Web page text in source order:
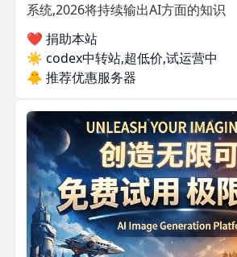
系统,2026将持续输出AI方面的知识
❤️ 捐助本站
☀️ codex中转站,超低价,试运营中
🐥 推荐优惠服务器